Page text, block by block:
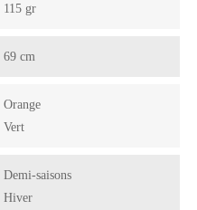
115 gr
69 cm
Orange
Vert
Demi-saisons
Hiver